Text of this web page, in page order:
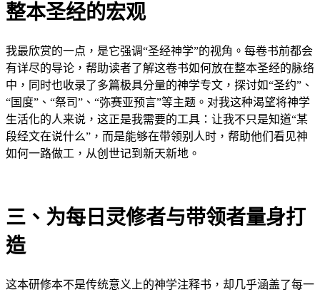
整本圣经的宏观
我最欣赏的一点，是它强调“圣经神学”的视角。每卷书前都会
有详尽的导论，帮助读者了解这卷书如何放在整本圣经的脉络
中，同时也收录了多篇极具分量的神学专文，探讨如“圣约”、
“国度”、“祭司”、“弥赛亚预言”等主题。对我这种渴望将神学
生活化的人来说，这正是我需要的工具：让我不只是知道“某
段经文在说什么”，而是能够在带领别人时，帮助他们看见神
如何一路做工，从创世记到新天新地。
三、为每日灵修者与带领者量身打
造
这本研修本不是传统意义上的神学注释书，却几乎涵盖了每一